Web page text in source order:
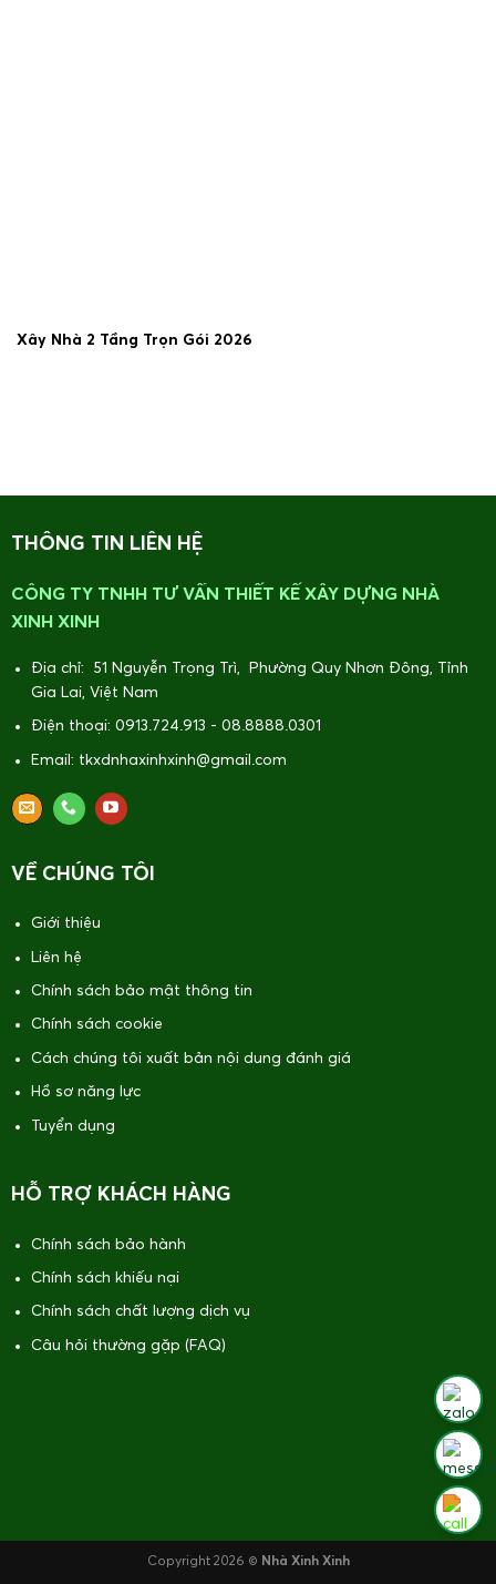
Xây Nhà 2 Tầng Trọn Gói 2026
THÔNG TIN LIÊN HỆ
CÔNG TY TNHH TƯ VẤN THIẾT KẾ XÂY DỰNG NHÀ
XINH XINH
Địa chỉ: 51 Nguyễn Trọng Trì, Phường Quy Nhơn Đông, Tỉnh
Gia Lai, Việt Nam
Điện thoại: 0913.724.913 - 08.8888.0301
Email: tkxdnhaxinhxinh@gmail.com
VỀ CHÚNG TÔI
Giới thiệu
Liên hệ
Chính sách bảo mật thông tin
Chính sách cookie
Cách chúng tôi xuất bản nội dung đánh giá
Hồ sơ năng lực
Tuyển dụng
HỖ TRỢ KHÁCH HÀNG
Chính sách bảo hành
Chính sách khiếu nại
Chính sách chất lượng dịch vụ
Câu hỏi thường gặp (FAQ)
Copyright 2026 © Nhà Xinh Xinh